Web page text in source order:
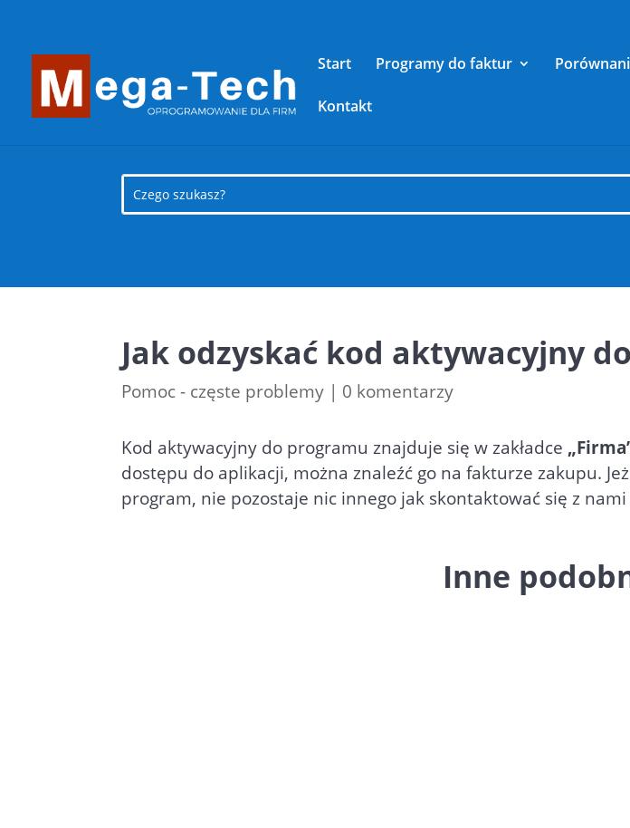
Start Programy do faktur
Kontakt
Jak odzyskać kod aktywacyjny
Pomoc - częste problemy | 0 komentarzy
Kod aktywacyjny do programu znajduje się w zakładce
dostępu do aplikacji, można znaleźć go na fakturze zakupu.
program, nie pozostaje nic innego jak skontaktować się z
Inne